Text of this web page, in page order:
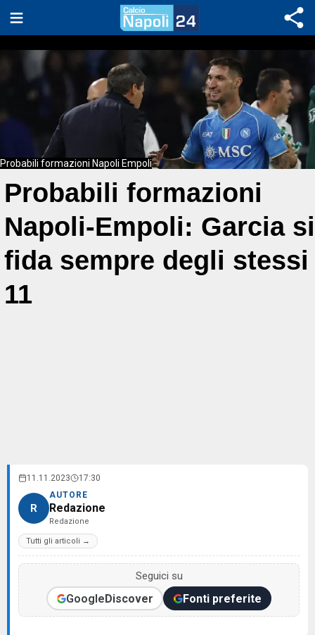
Probabili formazioni Napoli Empoli
Probabili formazioni
Napoli-Empoli: Garcia si
fida sempre degli stessi
11
11.11.2023 17:30
R
AUTORE
Redazione
Redazione
Tutti gli articoli →
Seguici su
GoogleDiscover Fonti preferite